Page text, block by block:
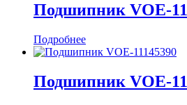
Подшипник VOE-
Подробнее
Подшипник VOE-